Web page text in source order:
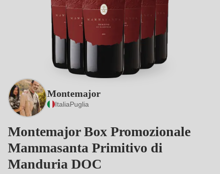
Montemajor
ItaliaPuglia
Montemajor Box Promozionale
Mammasanta Primitivo di
Manduria DOC